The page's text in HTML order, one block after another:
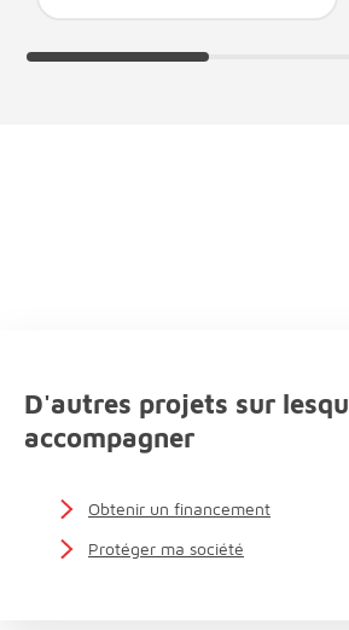
D'autres projets sur
accompagner
Obtenir un financement
Protéger ma société